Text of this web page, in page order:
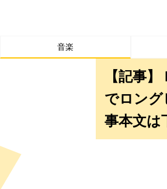
音楽
【記事
でロング
事本文は